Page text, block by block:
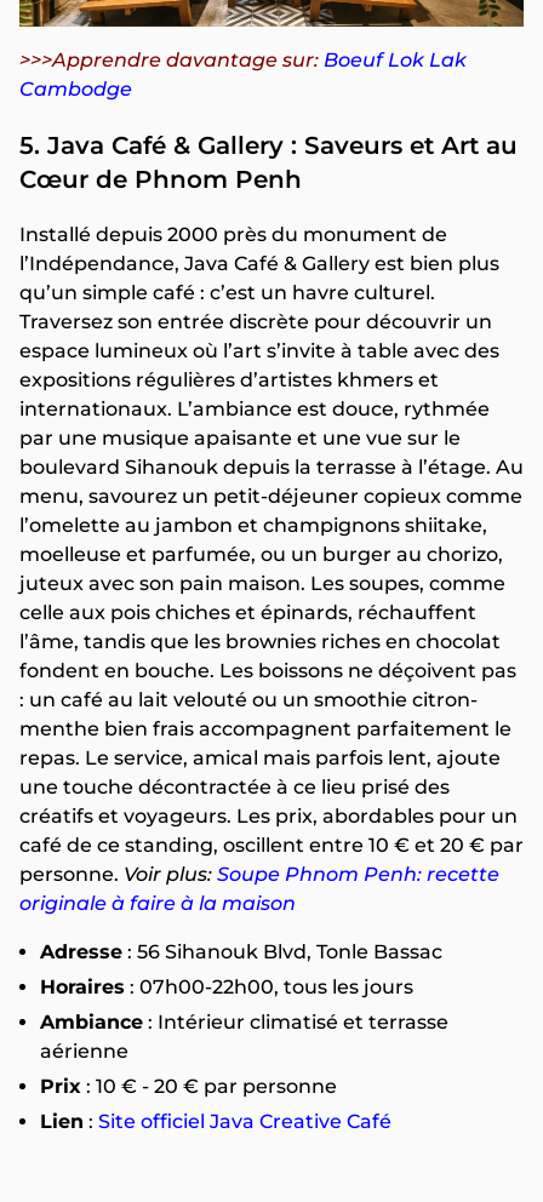
>>>Apprendre davantage sur: Boeuf Lok Lak
Cambodge
5. Java Café & Gallery : Saveurs et Art au
Cœur de Phnom Penh
Installé depuis 2000 près du monument de
l’Indépendance, Java Café & Gallery est bien plus
qu’un simple café : c’est un havre culturel.
Traversez son entrée discrète pour découvrir un
espace lumineux où l’art s’invite à table avec des
expositions régulières d’artistes khmers et
internationaux. L’ambiance est douce, rythmée
par une musique apaisante et une vue sur le
boulevard Sihanouk depuis la terrasse à l’étage. Au
menu, savourez un petit-déjeuner copieux comme
l’omelette au jambon et champignons shiitake,
moelleuse et parfumée, ou un burger au chorizo,
juteux avec son pain maison. Les soupes, comme
celle aux pois chiches et épinards, réchauffent
l’âme, tandis que les brownies riches en chocolat
fondent en bouche. Les boissons ne déçoivent pas
: un café au lait velouté ou un smoothie citron-
menthe bien frais accompagnent parfaitement le
repas. Le service, amical mais parfois lent, ajoute
une touche décontractée à ce lieu prisé des
créatifs et voyageurs. Les prix, abordables pour un
café de ce standing, oscillent entre 10 € et 20 € par
personne. Voir plus: Soupe Phnom Penh: recette
originale à faire à la maison
Adresse : 56 Sihanouk Blvd, Tonle Bassac
Horaires : 07h00-22h00, tous les jours
Ambiance : Intérieur climatisé et terrasse
aérienne
Prix : 10 € - 20 € par personne
Lien : Site officiel Java Creative Café